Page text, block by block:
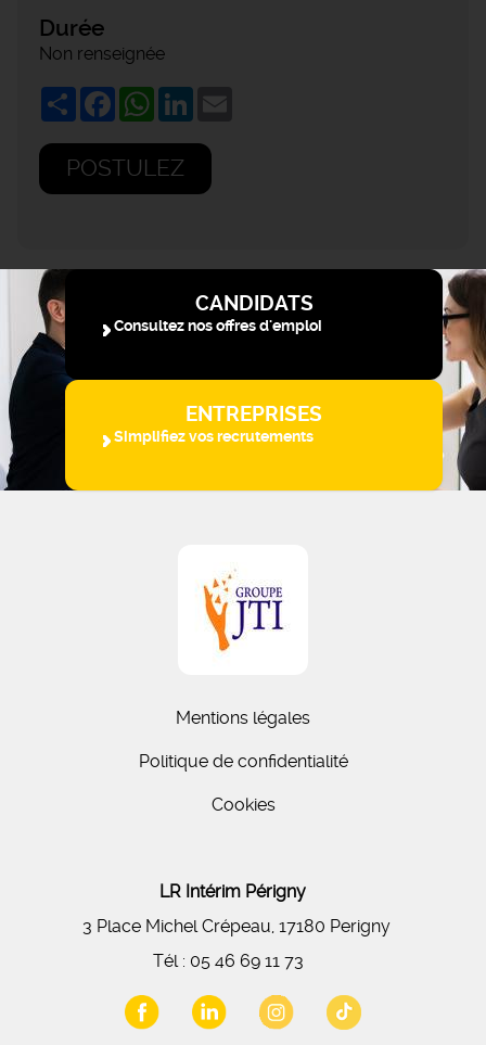
Durée
Non renseignée
ShareFacebookWhatsApp
LinkedIn
POSTULEZ
CANDIDATS
Consultez nos offres d'emploi
ENTREPRISES
Simplifiez vos recrutements
Mentions légales
Politique de confidentialité
Cookies
LR Intérim Périgny
3 Place Michel Crépeau, 17180 Perigny
Tél : 05 46 69 11 73